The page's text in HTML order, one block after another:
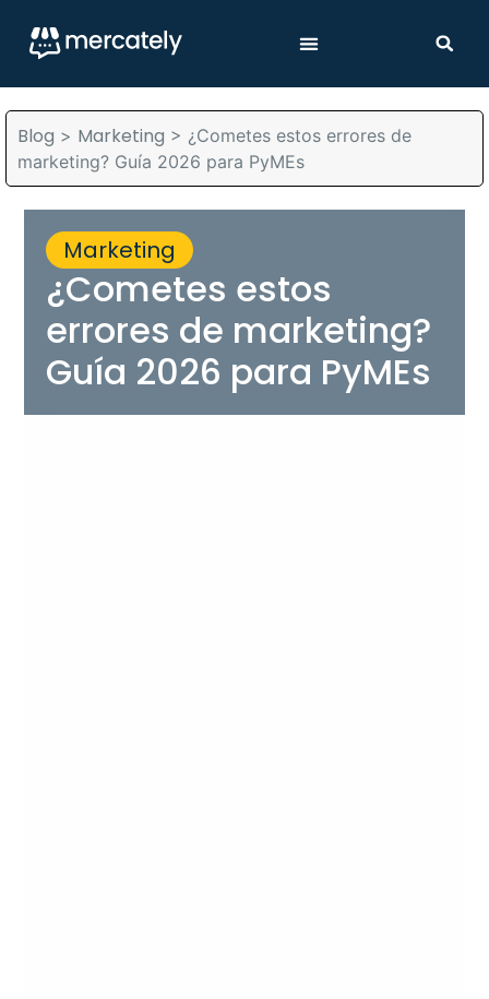
Blog > Marketing > ¿Cometes estos errores de
marketing? Guía 2026 para PyMEs
Marketing
¿Cometes estos
errores de marketing?
Guía 2026 para PyMEs